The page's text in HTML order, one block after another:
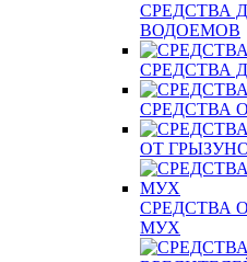
СРЕДСТВА
ВОДОЕМОВ
СРЕДСТВА
СРЕДСТВА
ОТ
СРЕДСТВА
МУХ